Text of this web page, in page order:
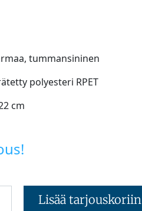
tummansininen
polyesteri RPET
cm
Lisää tarjouskoriin